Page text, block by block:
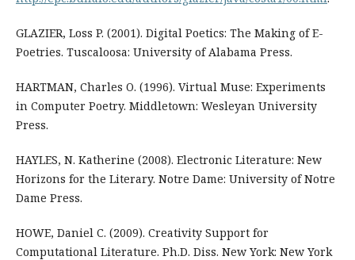
GLAZIER, Loss P. (2001). Digital Poetics: The Making of E-
Poetries. Tuscaloosa: University of Alabama Press.
HARTMAN, Charles O. (1996). Virtual Muse: Experiments
in Computer Poetry. Middletown: Wesleyan University
Press.
HAYLES, N. Katherine (2008). Electronic Literature: New
Horizons for the Literary. Notre Dame: University of Notre
Dame Press.
HOWE, Daniel C. (2009). Creativity Support for
Computational Literature. Ph.D. Diss. New York: New York